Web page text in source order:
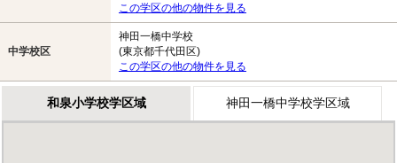
この学区の他の物件を見る
中学校区
神田一橋中学校
(東京都千代田区)
この学区の他の物件を見る
和泉小学校学区域 神田一橋中学校学区域